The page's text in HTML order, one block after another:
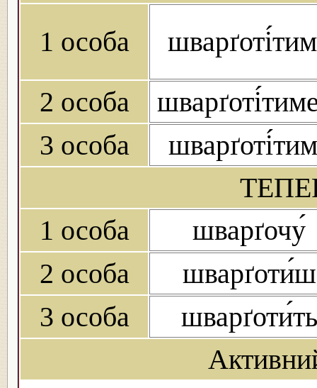
1 особа
2 особа
3 особа
1 особа
шварґочу́
2 особа
шварґоти́ш
3 особа
шварґоти́ть